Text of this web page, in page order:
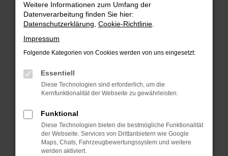
Überprüfe deine Firewall und deine
Internetverbindung.
Laden andere Webseiten, zum Beispiel deine
Suchmaschine?
Prüfe deine Browsererweiterungen.
Manche Erweiterungen, wie Werbeblocker,
können das Laden bestimmter Seiten
verhindern. Funktioniert die Seite in einem
Fenster?
Starte dein Gerät neu.
Das kann manchmal helfen, vorübergehende
Probleme zu beheben.
Weitere Informationen zum Umfang der
Datenverarbeitung finden Sie hier:
Datenschutzerklärung Cookie-Richtlinie
Impressum
Folgende Kategorien von Cookies werden von uns eingesetzt:
Essentiell
Diese Technologien sind erforderlich, um die
Kernfunktionalität der Webseite zu gewährleisten.
Funktional
Diese Technologien bieten die bestmögliche Funktionalität
der Webseite. Services von Drittanbietern wie Google
Maps, Chats, Fahrzeugbewertungssystem und weitere
werden aktiviert.